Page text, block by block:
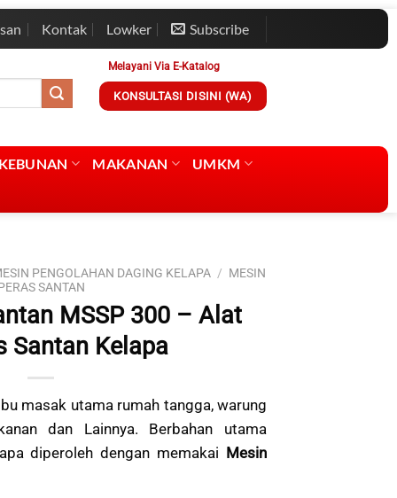
Kontak Lowker Subscribe
Melayani Via E-Katalog
KONSULTASI DISINI (WA)
MAKANAN UMKM
PENGOLAHAN DAGING KELAPA / MESIN
SANTAN
MSSP 300 – Alat
Santan Kelapa
masak utama rumah tangga, warung
dan Lainnya. Berbahan utama
diperoleh dengan memakai Mesin